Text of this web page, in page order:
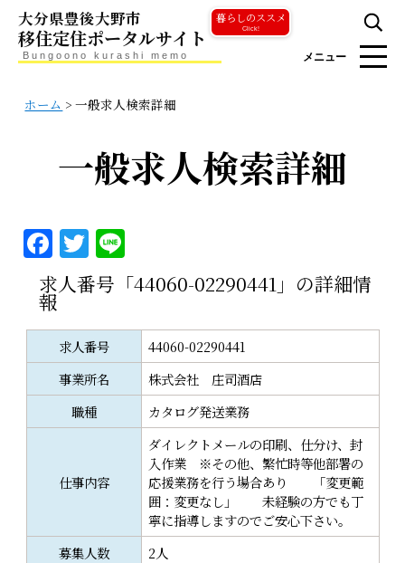
大分県豊後大野市
移住定住ポータルサイト
Bungoono kurashi memo
暮らしのススメ
Click!
メニュー
ホーム >一般求人検索詳細
一般求人検索詳細
F
a
c
e
b
o
o
T
w
it
te
r
n
e
求人番号「44060-02290441」の詳細情
報
求人番号
44060-02290441
事業所名
株式会社 庄司酒店
職種
カタログ発送業務
仕事内容
ダイレクトメールの印刷、仕分け、封
入作業 ※その他、繁忙時等他部署の
応援業務を行う場合あり 「変更範
囲：変更なし」 未経験の方でも丁
寧に指導しますのでご安心下さい。
募集人数
2人